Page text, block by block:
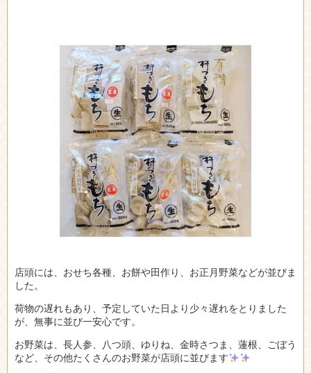
店頭には、おせち各種、お餅や田作り、お正月野菜などが並びま
した。
荷物の遅れもあり、予定していた日より少々遅れをとりました
が、無事に並び一安心です。
お野菜は、長人参、八つ頭、ゆりね、金時さつま、蓮根、ごぼう
など、その他たくさんのお野菜が店頭に並びます